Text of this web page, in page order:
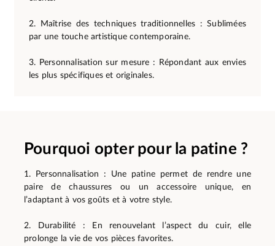
2. Maîtrise des techniques traditionnelles : Sublimées
par une touche artistique contemporaine.
3. Personnalisation sur mesure : Répondant aux envies
les plus spécifiques et originales.
Pourquoi opter pour la patine ?
1. Personnalisation : Une patine permet de rendre une
paire de chaussures ou un accessoire unique, en
l’adaptant à vos goûts et à votre style.
2. Durabilité : En renouvelant l’aspect du cuir, elle
prolonge la vie de vos pièces favorites.